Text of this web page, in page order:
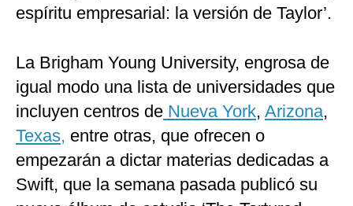
espíritu empresarial: la versión de Taylor’.
La Brigham Young University, engrosa de
igual modo una lista de universidades que
incluyen centros de Nueva York, Arizona,
Texas, entre otras, que ofrecen o
empezarán a dictar materias dedicadas a
Swift, que la semana pasada publicó su